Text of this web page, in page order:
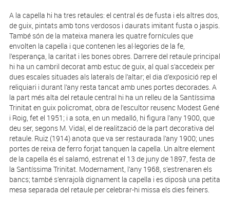
A la capella hi ha tres retaules: el central és de fusta i els altres dos,
de guix, pintats amb tons verdosos i daurats imitant fusta o jaspis.
També són de la mateixa manera les quatre fornícules que
envolten la capella i que contenen les al·legories de la fe,
l’esperança, la caritat i les bones obres. Darrere del retaule principal
hi ha un cambril decorat amb estuc de guix, al qual s’accedeix per
dues escales situades als laterals de l’altar; el dia d’ex­posició rep el
reliquiari i durant l’any resta tancat amb unes portes decorades. A
la part més alta del retaule central hi ha un relleu de la Santíssima
Trinitat en guix policromat, obra de l’escultor reusenc Modest Gené
i Roig, fet el 1951; i a sota, en un medalló, hi figura l’any 1900, que
deu ser, segons M. Vidal, el de realització de la part decorativa del
retaule. Ruiz (1914) anota que va ser restaurada l’any 1900; unes
portes de reixa de ferro forjat tanquen la capella. Un altre element
de la capella és el salamó, estrenat el 13 de juny de 1897, festa de
la Santíssima Trinitat. Modernament, l’any 1968, s’estrenaren els
bancs; també s’enrajolà dignament la capella i es diposà una petita
mesa separada del retaule per celebrar-hi missa els dies feiners.